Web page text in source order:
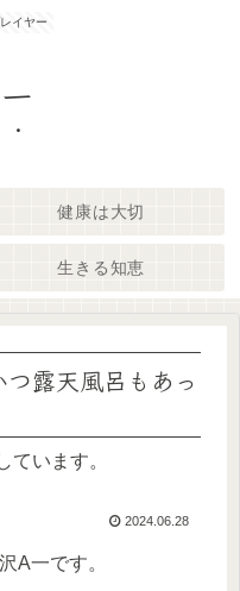
イヤー
健康は大切
生きる知恵
露天風呂もあっ
います。
2024.06.28
A一です。